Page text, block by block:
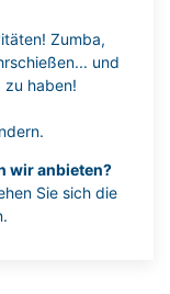
Zumba,
und
zu haben!
wir anbieten?
Sie sich die